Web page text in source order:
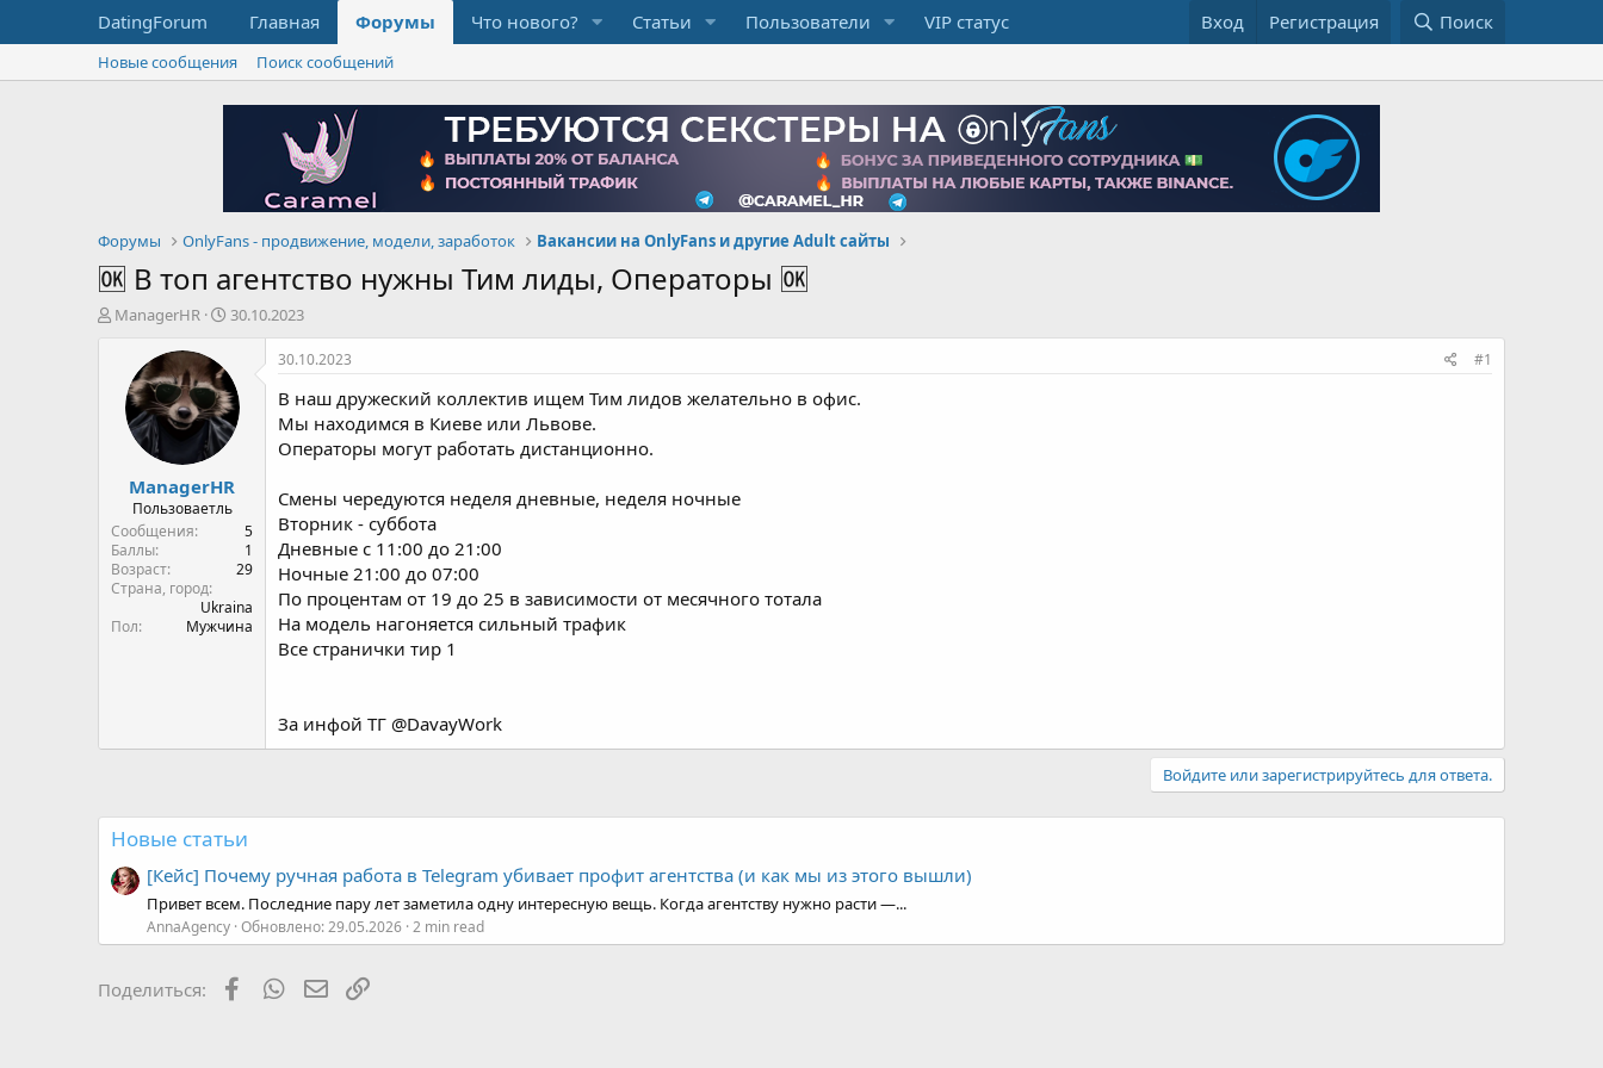
DatingForum Главная Форумы Что нового? Статьи Пользователи VIP статус Вход Регистрация Поиск
Новые сообщения Поиск сообщений
OnlyFans - продвижение, модели, заработок Вакансии на OnlyFans и другие Adult сайты
🆗 В топ агентство нужны Тим лиды, Операторы 🆗
в
т
о
р
а
а
н
а
л
а
ManagerHR
Пользоваетль
Сообщения
Баллы
Возраст
Страна, город
Ukraina
Пол
Мужчина
30.10.2023
В наш дружеский коллектив ищем Тим лидов желательно в офис.
Мы находимся в Киеве или Львове.
Операторы могут работать дистанционно.
Смены чередуются неделя дневные, неделя ночные
Вторник - суббота
Дневные с 11:00 до 21:00
По процентам от 19 до 25 в зависимости от месячного тотала
На модель нагоняется сильный трафик
Все странички тир 1
За инфой ТГ @DavayWork
Новые статьи
Привет всем. Последние пару лет заметила одну интересную вещь. Когда агентству нужно расти —...
AnnaAgency Обновлено:
Поделиться: FacebookWhatsAppЭлектронная почта
Ссылка